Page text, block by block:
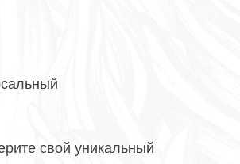
свой уникальный